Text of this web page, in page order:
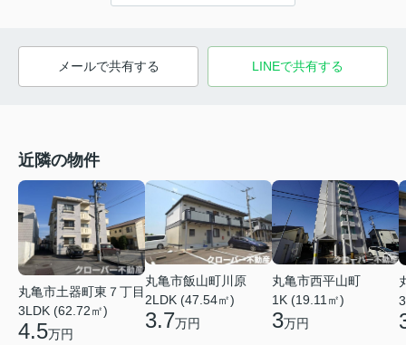
メールで共有する LINEで共有する
近隣の物件
丸亀市土器町東７丁目
3LDK (62.72㎡)
4.5万円
丸亀市飯山町川原
2LDK (47.54㎡)
3.7万円
丸亀市西平山町
1K (19.11㎡)
3万円